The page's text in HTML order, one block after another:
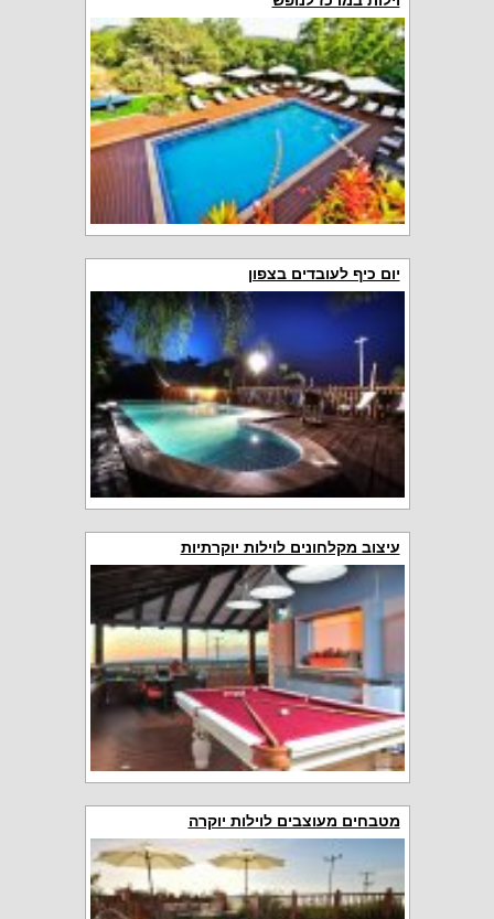
יום כיף לעובדים בצפון
עיצוב מקלחונים לוילות יוקרתיות
מטבחים מעוצבים לוילות יוקרה